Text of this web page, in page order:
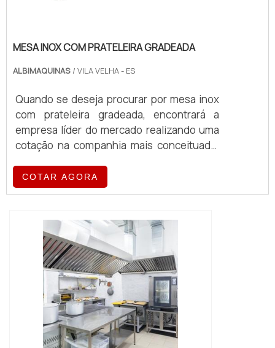
MESA INOX COM PRATELEIRA GRADEADA
ALBIMAQUINAS / VILA VELHA - ES
Quando se deseja procurar por mesa inox
com prateleira gradeada, encontrará a
empresa líder do mercado realizando uma
cotação na companhia mais conceituada.
prateleira gradeada, com a equipe da
Albimáquinas o cliente obterá proteção
SOBRE A MESA INOX COM PRATELEIRA
GRADEADAA Albimáquinas foca sua
estratégia em produzir uma estrutura aos
clientes com escritório de alt...
COTAR AGORA